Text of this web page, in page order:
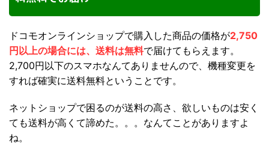
ドコモオンラインショップで購入した商品の価格が2,750
円以上の場合には、送料は無料で届けてもらえます。
2,700円以下のスマホなんてありませんので、機種変更を
すれば確実に送料無料ということです。
ネットショップで困るのが送料の高さ、欲しいものは安く
ても送料が高くて諦めた。。。なんてことがありますよ
ね。